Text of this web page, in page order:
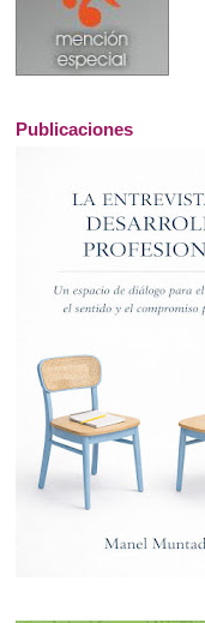
Publicaciones